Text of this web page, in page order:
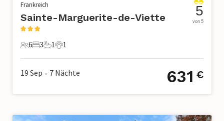
Frankreich
Sainte-Marguerite-de-Viette
6 Gäste
6
3 Schlafzimmer
3
1 Badezimmer
1
1 Haustier
1
5
von 5
19 Sep • 7 Nächte 631 €